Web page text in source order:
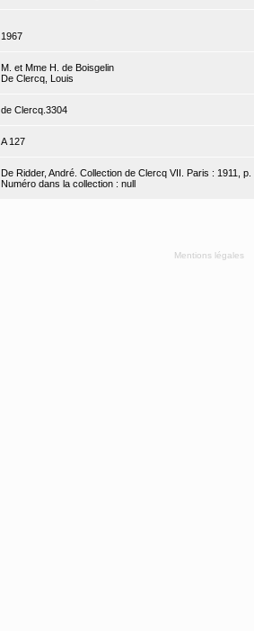
1967
M. et Mme H. de Boisgelin
De Clercq, Louis
de Clercq.3304
A 127
De Ridder, André. Collection de Clercq VII. Paris : 1911, p.
Numéro dans la collection : null
Mentions légales